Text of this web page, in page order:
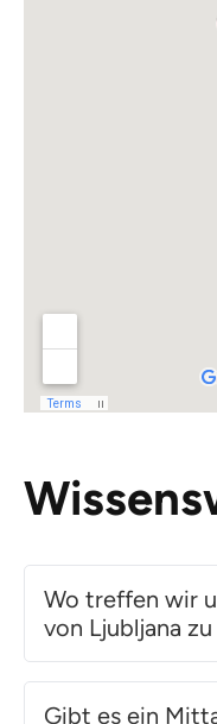
Wo treffen wir
von Ljubljana
Gibt es ein